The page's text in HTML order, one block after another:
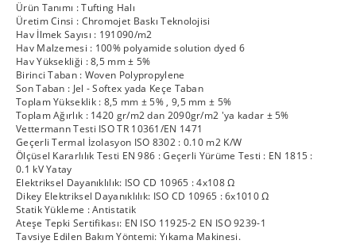
Ürün Tanımı : Tufting Halı
Üretim Cinsi : Chromojet Baskı Teknolojisi
Hav İlmek Sayısı : 191090/m2
Hav Malzemesi : 100% polyamide solution dyed 6
Hav Yüksekliği : 8,5 mm ± 5%
Birinci Taban : Woven Polypropylene
Son Taban : Jel - Softex yada Keçe Taban
Toplam Yükseklik : 8,5 mm ± 5% , 9,5 mm ± 5%
Toplam Ağırlık : 1420 gr/m2 dan 2090gr/m2 'ya kadar ± 5%
Vettermann Testi ISO TR 10361/EN 1471
Geçerli Termal İzolasyon ISO 8302 : 0.10 m2 K/W
Ölçüsel Kararlılık Testi EN 986 : Geçerli Yürüme Testi : EN 1815 :
0.1 kV Yatay
Elektriksel Dayanıklılık: ISO CD 10965 : 4x108 Ω
Dikey Elektriksel Dayanıklılık: ISO CD 10965 : 6x1010 Ω
Statik Yükleme : Antistatik
Ateşe Tepki Sertifikası: EN ISO 11925-2 EN ISO 9239-1
Tavsiye Edilen Bakım Yöntemi: Yıkama Makinesi.